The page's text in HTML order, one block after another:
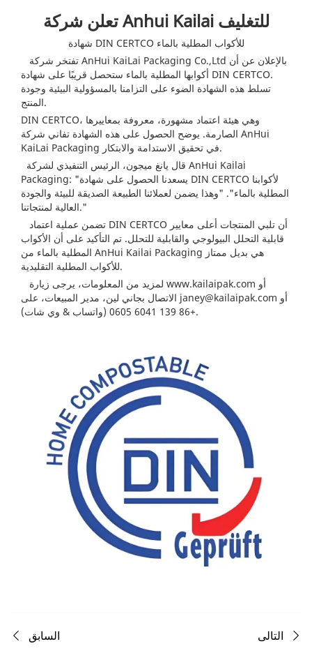
تعلن شركة Anhui Kailai للتغليف
شهادة DIN CERTCO للأكواب المطلية بالماء
أكوابها المطلية بالماء ستحصل قريبًا على شهادة DIN CERTCO.
تسلط هذه الشهادة الضوء على التزامنا بالمسؤولية البيئية وجودة
المنتج.
DIN CERTCO، وهي هيئة اعتماد مشهورة، معروفة بمعاييرها
الصارمة. يوضح الحصول على هذه الشهادة تفاني شركة AnHui
KaiLai Packaging في تحقيق الاستدامة والابتكار.
Packaging: "يسعدنا الحصول على شهادة DIN CERTCO لأكوابنا
المطلية بالماء". "وهذا يضمن لعملائنا الطبيعة الصديقة للبيئة والجودة
العالية لمنتجاتنا."
قابلية التحلل البيولوجي والقابلية للتحلل. تم التأكيد على أن الأكواب
المطلية بالماء من AnHui Kailai Packaging هي بديل ممتاز
للأكواب المطلية التقليدية.
janey@kailaipak.com
+86 139 6041 0605 (واتساب & وي شات).
السابق التالى